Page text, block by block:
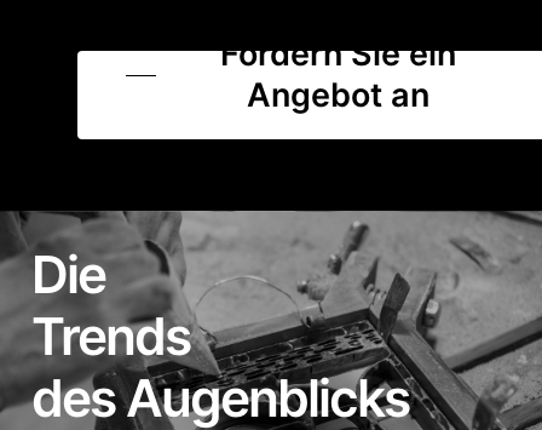
Fordern Sie ein
Angebot an
Die
Trends
des Augenblicks